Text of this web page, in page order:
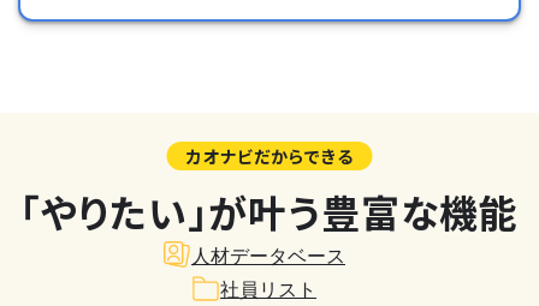
カオナビだからできる
「やりたい」が叶う豊富な機能
人材データベース
社員リスト